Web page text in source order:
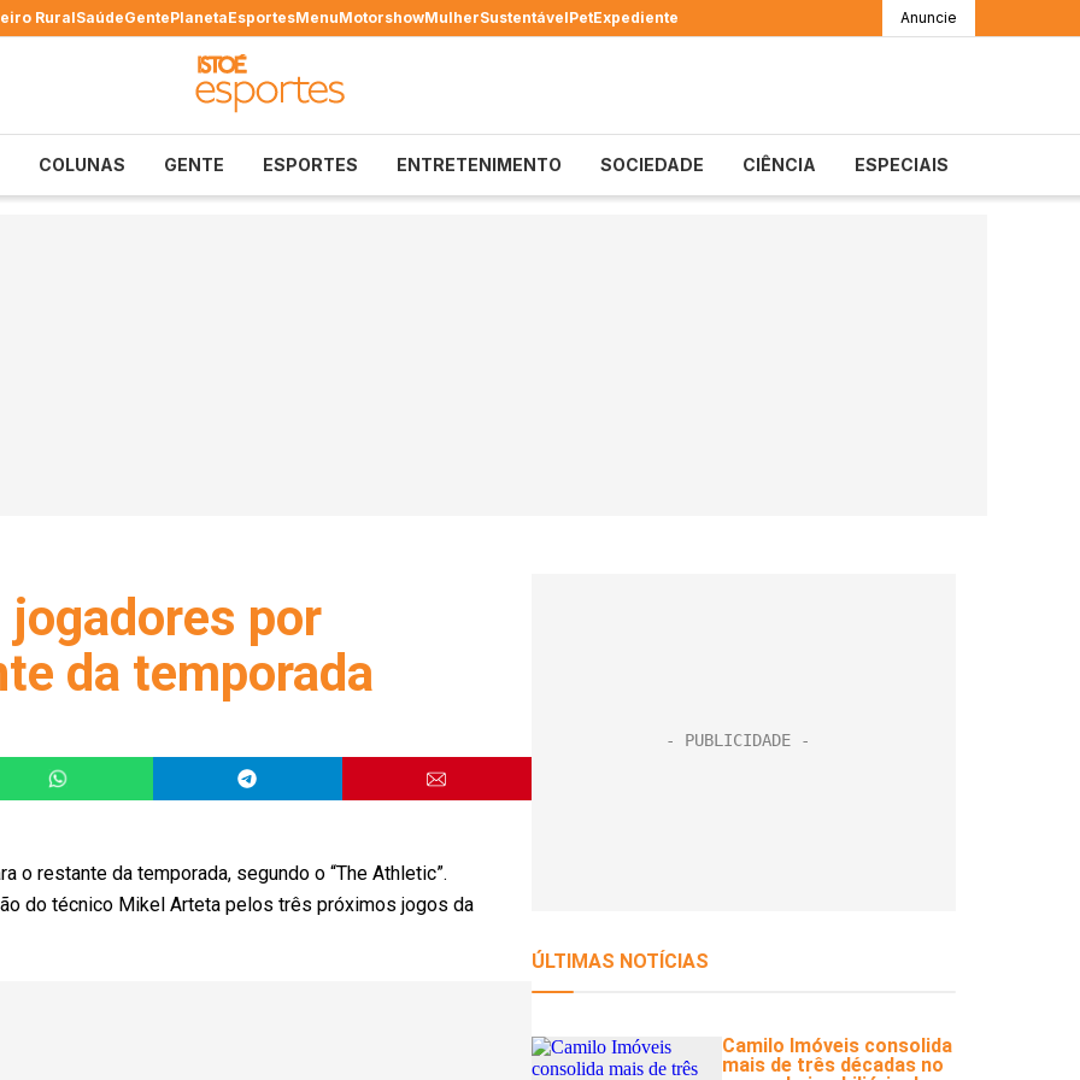
RuralSaúdeGentePlanetaEsportesMenuMotorshowMulherSustentávelPetExpediente Anuncie
COLUNAS GENTE ESPORTES ENTRETENIMENTO SOCIEDADE CIÊNCIA ESPECIAIS
por
da temporada
o restante da temporada, segundo o “The Athletic”.
do técnico Mikel Arteta pelos três próximos jogos da